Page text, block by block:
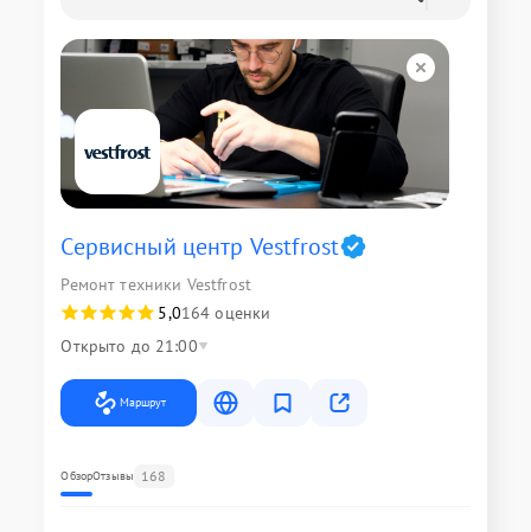
Сервисный центр Vestfrost
Ремонт техники Vestfrost
5,0164 оценки
Открыто до 21:00
Маршрут
ОбзорОтзывы 168